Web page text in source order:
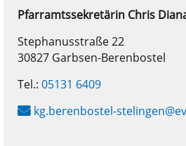
Pfarramtssekretärin Chris
Stephanusstraße 22
30827 Garbsen-Berenbostel
Tel.: 05131 6409
kg.berenbostel-